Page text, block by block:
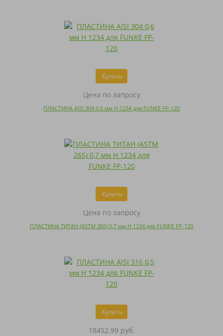
Купить
Цена по запросу
ПЛАСТИНА AISI 304 0,6 мм H 1234 для FUNKE FP-120
Купить
Цена по запросу
ПЛАСТИНА ТИТАН (ASTM 265) 0,7 мм H 1234 для FUNKE FP-120
Купить
18452.99 руб.